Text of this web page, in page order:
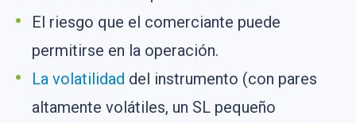
El riesgo que el comerciante puede
permitirse en la operación.
La volatilidad del instrumento (con pares
altamente volátiles, un SL pequeño